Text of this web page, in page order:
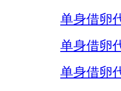
单身借卵
单身借卵
单身借卵